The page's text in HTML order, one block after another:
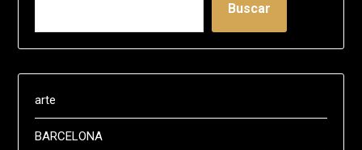
Buscar
arte
BARCELONA